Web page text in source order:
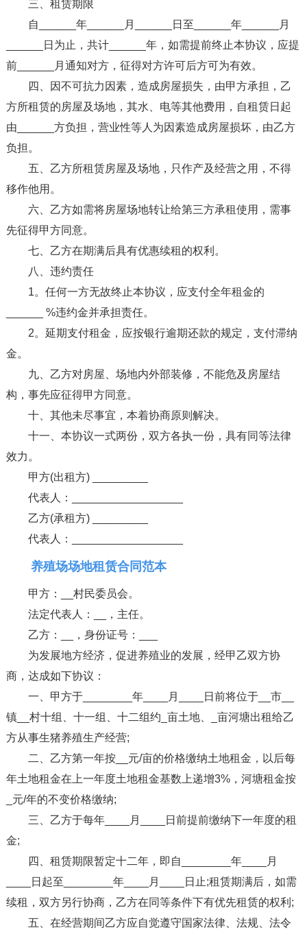
三、租赁期限
自______年______月______日至______年______月
______日为止，共计______年，如需提前终止本协议，应提
前______月通知对方，征得对方许可后方可为有效。
四、因不可抗力因素，造成房屋损失，由甲方承担，乙
方所租赁的房屋及场地，其水、电等其他费用，自租赁日起
由______方负担，营业性等人为因素造成房屋损坏，由乙方
负担。
五、乙方所租赁房屋及场地，只作产及经营之用，不得
移作他用。
六、乙方如需将房屋场地转让给第三方承租使用，需事
先征得甲方同意。
七、乙方在期满后具有优惠续租的权利。
八、违约责任
1。任何一方无故终止本协议，应支付全年租金的
______ %违约金并承担责任。
2。延期支付租金，应按银行逾期还款的规定，支付滞纳
金。
九、乙方对房屋、场地内外部装修，不能危及房屋结
构，事先应征得甲方同意。
十、其他未尽事宜，本着协商原则解决。
十一、本协议一式两份，双方各执一份，具有同等法律
效力。
甲方(出租方) _________
代表人：__________________
乙方(承租方) _________
代表人：__________________
养殖场场地租赁合同范本
甲方：__村民委员会。
法定代表人：__，主任。
乙方：__，身份证号：___
为发展地方经济，促进养殖业的发展，经甲乙双方协
商，达成如下协议：
一、甲方于________年____月____日前将位于__市__
镇__村十组、十一组、十二组约_亩土地、_亩河塘出租给乙
方从事生猪养殖生产经营;
二、乙方第一年按__元/亩的价格缴纳土地租金，以后每
年土地租金在上一年度土地租金基数上递增3%，河塘租金按
_元/年的不变价格缴纳;
三、乙方于每年____月____日前提前缴纳下一年度的租
金;
四、租赁期限暂定十二年，即自________年____月
____日起至________年____月____日止;租赁期满后，如需
续租，双方另行协商，乙方在同等条件下有优先租赁的权利;
五、在经营期间乙方应自觉遵守国家法律、法规、法令